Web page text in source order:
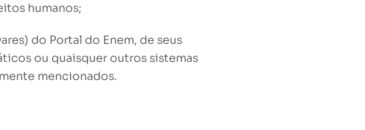
humanos;
do Portal do Enem, de seus
ou quaisquer outros sistemas
mencionados.